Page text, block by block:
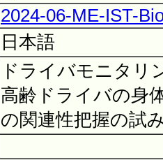
2024-06-ME-IST-
日本語
ドライバモニタリ
高齢ドライバの身
の関連性把握の試